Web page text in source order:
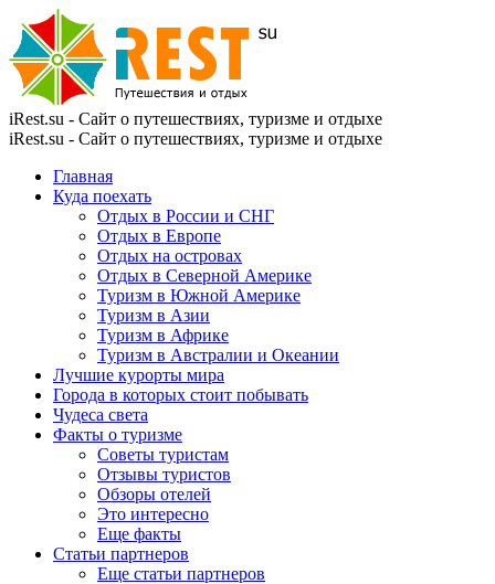
iRest.su - Сайт о путешествиях, туризме и отдыхе
iRest.su - Сайт о путешествиях, туризме и отдыхе
Главная
Куда поехать
Отдых в России и СНГ
Отдых в Европе
Отдых на островах
Отдых в Северной Америке
Туризм в Южной Америке
Туризм в Азии
Туризм в Африке
Туризм в Австралии и Океании
Лучшие курорты мира
Города в которых стоит побывать
Чудеса света
Факты о туризме
Советы туристам
Отзывы туристов
Обзоры отелей
Это интересно
Еще факты
Статьи партнеров
Еще статьи партнеров